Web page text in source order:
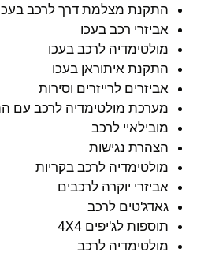
התקנת מצלמת דרך לרכב
אביזרי רכב בעכו
מולטימדיה לרכב בעכו
התקנת איתוראן בעכו
אביזרים לרייזרים וסירות
מערכת מולטימדיה לרכב עם
מובילאיי לרכב
הצהרת נגישות
מולטימדיה לרכב בקריות
אביזרי יוקרה לרכבים
גאדג'טים לרכב
תוספות לג'יפים 4X4
מולטימדיה לרכב